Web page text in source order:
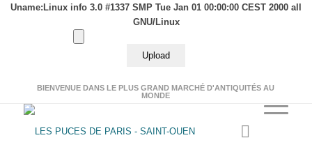
Uname:Linux info 3.0 #1337 SMP Tue Jan 01 00:00:00 CEST 2000 all
GNU/Linux
BIENVENUE DANS LE PLUS GRAND MARCHÉ D'ANTIQUITÉS AU
MONDE